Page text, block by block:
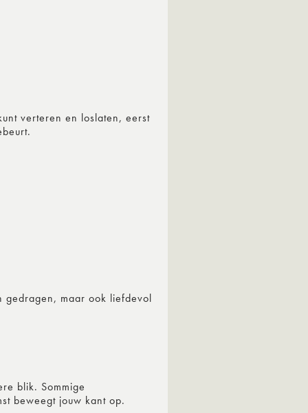
verteren en loslaten, eerst
maar ook liefdevol
blik. Sommige
beweegt jouw kant op.